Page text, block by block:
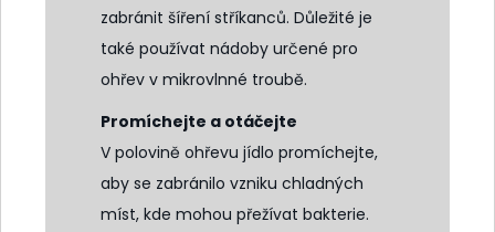
zabránit šíření stříkanců. Důležité je
také používat nádoby určené pro
ohřev v mikrovlnné troubě.
Promíchejte a otáčejte
V polovině ohřevu jídlo promíchejte,
aby se zabránilo vzniku chladných
míst, kde mohou přežívat bakterie.